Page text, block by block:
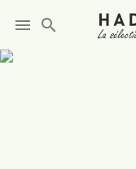
menu search